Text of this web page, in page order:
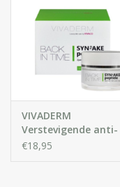
VIVADERM
Verstevigende anti-
rimpelcrème SYN®-
€18,95